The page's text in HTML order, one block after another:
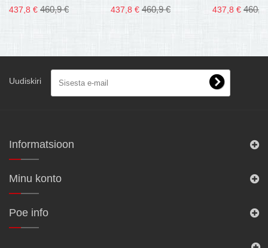
437,8 € 460,9 € 437,8 € 460,9 € 437,8 € 460,9
Uudiskiri
Informatsioon
Minu konto
Poe info